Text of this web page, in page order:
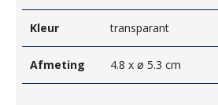
Kleur transparant
Afmeting 4.8 x ø 5.3 cm